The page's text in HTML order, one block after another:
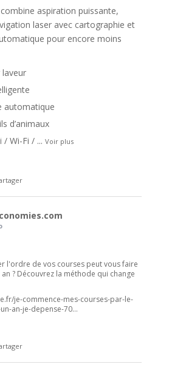
aspiration puissante,
laser avec cartographie et
pour encore moins
automatique
d’animaux
/ Wi-Fi / ... Voir plus
l'ordre de vos courses peut vous faire
? Découvrez la méthode qui change
je-commence-mes-courses-par-le-
an-je-depense-70...